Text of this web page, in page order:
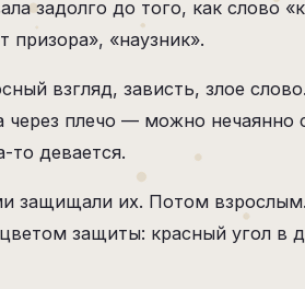
задолго до того, как слово
призора», «наузник».
взгляд, зависть, злое
через плечо — можно нечаянно
то девается.
защищали их. Потом
защиты: красный угол в